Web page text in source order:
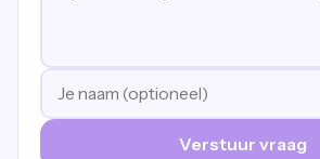
Verstuur vraag